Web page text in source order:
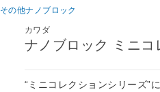
その他ナノブロック
カワダ
ナノブロック ミニ
“ミニコレクションシリーズ”